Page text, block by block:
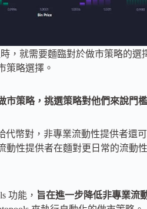
，就需要麵臨對於做市策略的
策略選擇。
策略，挑選策略對他們來說門檻
幣對，非專業流動性提供者還
性提供者在麵對更日常的流動
功能， 旨在進一步降低非專業流